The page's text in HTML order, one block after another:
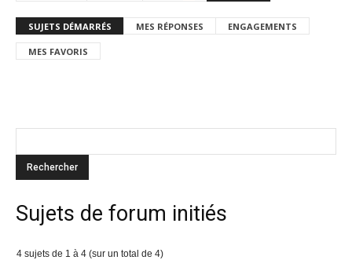
SUJETS DÉMARRÉS MES RÉPONSES ENGAGEMENTS
MES FAVORIS
Sujets de forum initiés
4 sujets de 1 à 4 (sur un total de 4)